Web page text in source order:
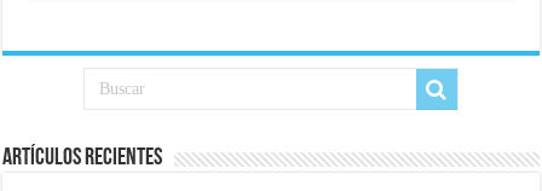
Artículos recientes